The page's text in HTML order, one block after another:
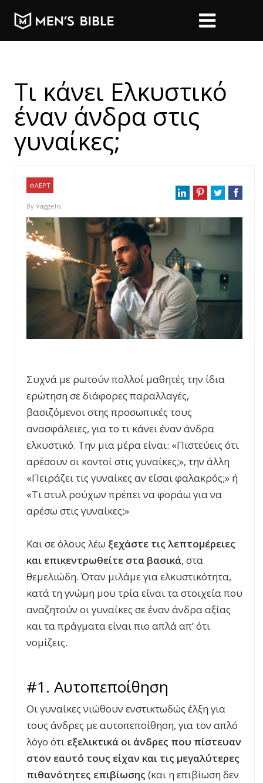
Τι κάνει Ελκυστικό
έναν άνδρα στις
γυναίκες;
ΦΛΕΡΤ
By Vaggelis
Συχνά με ρωτούν πολλοί μαθητές την ίδια
ερώτηση σε διάφορες παραλλαγές,
βασιζόμενοι στης προσωπικές τους
ανασφάλειες, για το τι κάνει έναν άνδρα
ελκυστικό. Την μια μέρα είναι: «Πιστεύεις ότι
αρέσουν οι κοντοί στις γυναίκες;», την άλλη
«Πειράζει τις γυναίκες αν είσαι φαλακρός;» ή
«Τι στυλ ρούχων πρέπει να φοράω για να
αρέσω στις γυναίκες;»
Και σε όλους λέω ξεχάστε τις λεπτομέρειες
και επικεντρωθείτε στα βασικά, στα
θεμελιώδη. Όταν μιλάμε για ελκυστικότητα,
κατά τη γνώμη μου τρία είναι τα στοιχεία που
αναζητούν οι γυναίκες σε έναν άνδρα αξίας
και τα πράγματα είναι πιο απλά απ’ ότι
νομίζεις.
#1. Αυτοπεποίθηση
Οι γυναίκες νιώθουν ενστικτωδώς έλξη για
τους άνδρες με αυτοπεποίθηση, για τον απλό
λόγο ότι εξελικτικά οι άνδρες που πίστευαν
στον εαυτό τους είχαν και τις μεγαλύτερες
πιθανότητες επιβίωσης (και η επιβίωση δεν